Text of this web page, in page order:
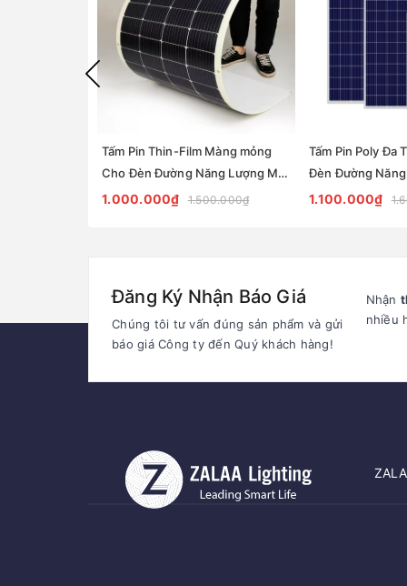
Tấm Pin Thin-Film Màng mỏng
Cho Đèn Đường Năng Lượng Mặt
Trời | Zalaa Solar Panel for Street
1.000.000₫ 1.500.000₫
Tấm Pin Poly Đa
Đèn Đường
| Zalaa Solar
1.100.000₫
Đăng Ký Nhận Báo Giá
Chúng tôi tư vấn đúng sản phẩm và gửi
báo giá Công ty đến Quý khách hàng!
Nhận
nhiều